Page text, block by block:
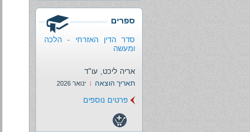
ספרים
סדר הדין האזרחי - הלכה
ומעשה
אריה ליכט, עו"ד
תאריך הוצאה ינואר 2026
פרטים נוספים